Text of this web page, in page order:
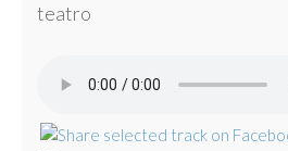
teatro